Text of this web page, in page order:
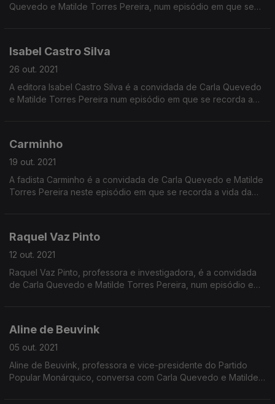
Quevedo e Matilde Torres Pereira, num episódio em que se
Isabel Castro Silva
26 out. 2021
A editora Isabel Castro Silva é a convidada de Carla Quevedo
e Matilde Torres Pereira num episódio em que se recorda a
Carminho
19 out. 2021
A fadista Carminho é a convidada de Carla Quevedo e Matilde
Torres Pereira neste episódio em que se recorda a vida da
Raquel Vaz Pinto
12 out. 2021
Raquel Vaz Pinto, professora e investigadora, é a convidada
de Carla Quevedo e Matilde Torres Pereira, num episódio em
Aline de Beuvink
05 out. 2021
Aline de Beuvink, professora e vice-presidente do Partido
Popular Monárquico, conversa com Carla Quevedo e Matilde